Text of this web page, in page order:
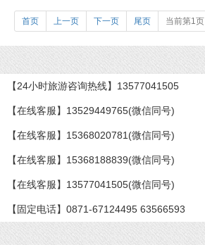
首页 上一页 下一页 尾页 当前第1页
【24小时旅游咨询热线】13577041505
【在线客服】13529449765(微信同号)
【在线客服】15368020781(微信同号)
【在线客服】15368188839(微信同号)
【在线客服】13577041505(微信同号)
【固定电话】0871-67124495 63566593